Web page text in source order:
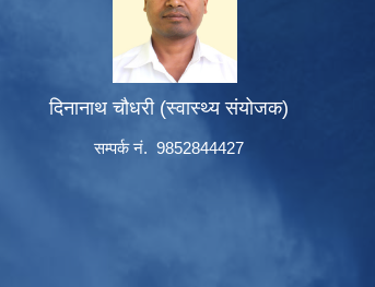
दिनानाथ चौधरी (स्वास्थ्य संयोजक)
सम्पर्क नं. 9852844427